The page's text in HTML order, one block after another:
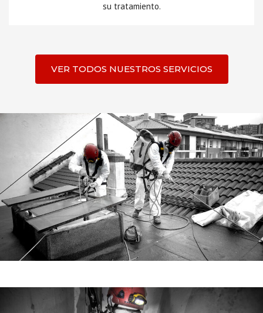
su tratamiento.
VER TODOS NUESTROS SERVICIOS